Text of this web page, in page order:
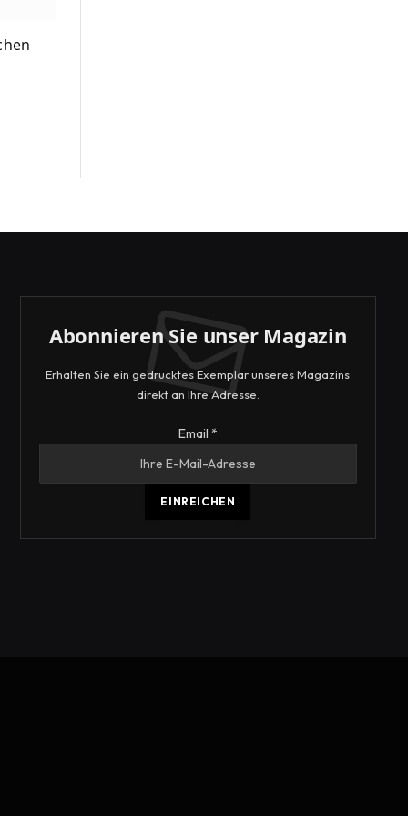
Abonnieren Sie unser Magazin
Erhalten Sie ein gedrucktes Exemplar unseres Magazins
direkt an Ihre Adresse.
Email
Email *
EINREICHEN